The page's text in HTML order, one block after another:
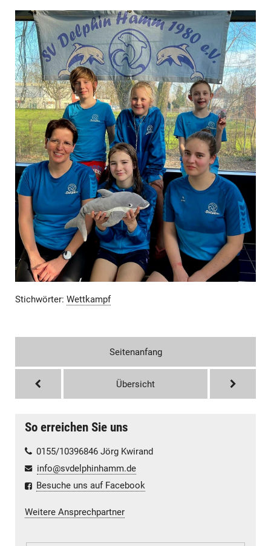
Stichwörter: Wettkampf
Seitenanfang
Übersicht
So erreichen Sie uns
0155/10396846 Jörg Kwirand
info@svdelphinhamm.de
Besuche uns auf Facebook
Weitere Ansprechpartner